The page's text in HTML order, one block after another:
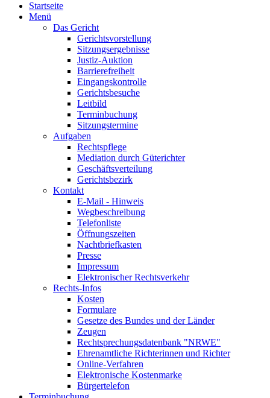
Startseite
Menü
Das Gericht
Gerichtsvorstellung
Sitzungsergebnisse
Justiz-Auktion
Barrierefreiheit
Eingangskontrolle
Gerichtsbesuche
Leitbild
Terminbuchung
Sitzungstermine
Aufgaben
Rechtspflege
Mediation durch Güterichter
Geschäftsverteilung
Gerichtsbezirk
Kontakt
E-Mail - Hinweis
Wegbeschreibung
Telefonliste
Öffnungszeiten
Nachtbriefkasten
Presse
Impressum
Elektronischer Rechtsverkehr
Rechts-Infos
Kosten
Formulare
Gesetze des Bundes und der Länder
Zeugen
Rechtsprechungsdatenbank "NRWE"
Ehrenamtliche Richterinnen und Richter
Online-Verfahren
Elektronische Kostenmarke
Bürgertelefon